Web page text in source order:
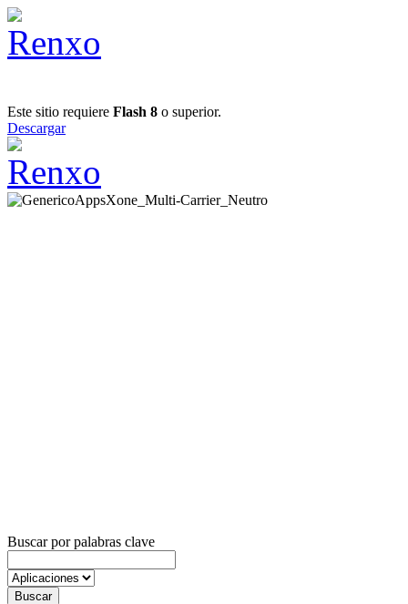
Este sitio requiere Flash 8 o superior.
Descargar
Buscar por palabras clave